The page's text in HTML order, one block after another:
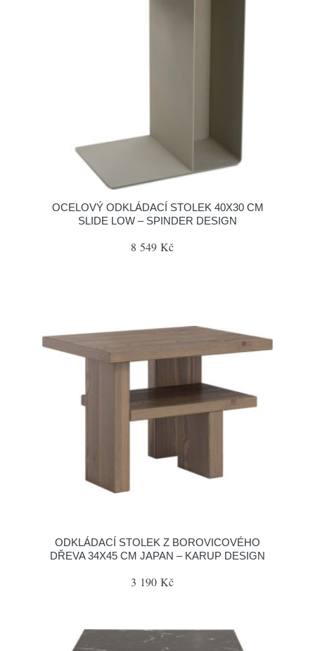
OCELOVÝ ODKLÁDACÍ STOLEK 40X30 CM
SLIDE LOW – SPINDER DESIGN
8 549 Kč
ODKLÁDACÍ STOLEK Z BOROVICOVÉHO
DŘEVA 34X45 CM JAPAN – KARUP DESIGN
3 190 Kč